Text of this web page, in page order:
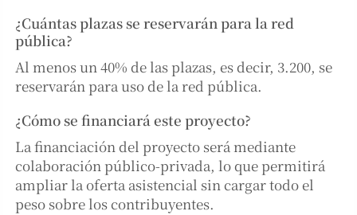
¿Cuántas plazas se reservarán para la red
pública?
Al menos un 40% de las plazas, es decir, 3.200, se
reservarán para uso de la red pública.
¿Cómo se financiará este proyecto?
La financiación del proyecto será mediante
colaboración público-privada, lo que permitirá
ampliar la oferta asistencial sin cargar todo el
peso sobre los contribuyentes.